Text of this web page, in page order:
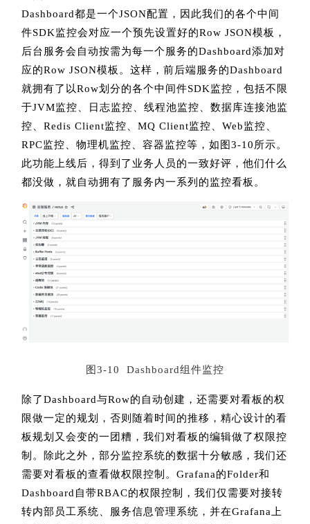
Dashboard都是一个JSON配置，因此我们的各个中间
件SDK监控会对应一个预先设置好的Row JSON模板，
后台服务会自动按需为每一个服务的Dashboard添加对
应的Row JSON模板。这样，前后端服务的Dashboard
就拥有了以Row划分的各个中间件SDK监控，包括不限
于JVM监控、日志监控、线程池监控、数据库连接池监
控、Redis Client监控、MQ Client监控、Web监控、
RPC监控、物理机监控、容器监控等，如图3-10所示。
此功能上线后，得到了业务人员的一致好评，他们什么
都没做，就自动拥有了服务内一系列的监控看板。
图3-10 Dashboard组件监控
除了Dashboard与Row的自动创建，还需要对看板的权
限做一定的规划，否则随着时间的推移，精心设计的看
板规划又会变的一团糟，我们对看板的编辑做了权限控
制。除此之外，部分监控系统的数据十分敏感，我们还
需要对看板的查看做权限控制。Grafana的Folder和
Dashboard自带RBAC的权限控制，我们仅需要对接转
转内部员工系统、服务信息管理系统，并在Grafana上